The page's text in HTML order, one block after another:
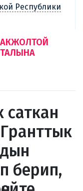
Республики
берип,